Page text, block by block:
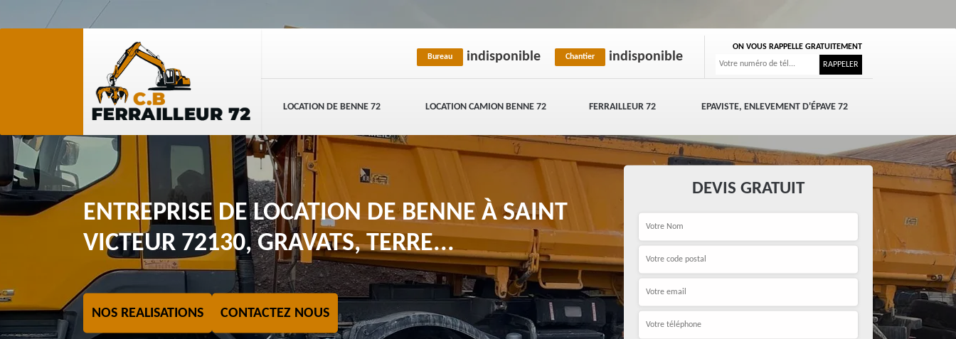
LOCATION DE BENNE 72 LOCATION CAMION BENNE 72 FERRAILLEUR 72 EPAVISTE, ENLEVEMENT D'ÉPAVE 72
Bureau indisponible Chantier indisponible
ON VOUS RAPPELLE GRATUITEMENT
ENTREPRISE DE LOCATION DE BENNE À SAINT
VICTEUR 72130, GRAVATS, TERRE...
NOS REALISATIONS CONTACTEZ NOUS
DEVIS GRATUIT